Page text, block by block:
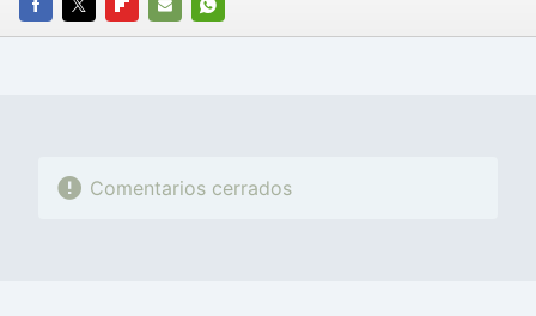
FACEBOOK
TWITTERFLIPBOARD
E-
WHATSAPP
Comentarios cerrados